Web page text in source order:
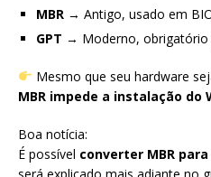
MBR → Antigo, usado em
GPT → Moderno, obrigatório
Mesmo que seu hardware
MBR impede a instalação do
Boa notícia:
É possível converter MBR